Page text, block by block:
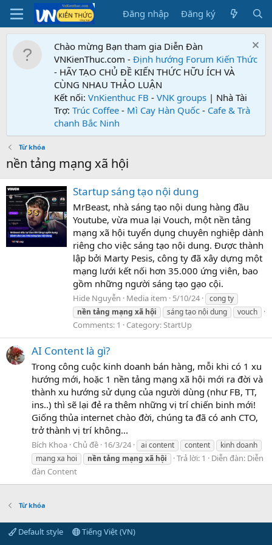
Đăng nhập Đăng ký
Chào mừng Bạn tham gia Diễn Đàn
VNKienThuc.com - Định hướng Forum Kiến Thức
- HÃY TẠO CHỦ ĐỀ KIẾN THỨC HỮU ÍCH VÀ
CÙNG NHAU THẢO LUẬN
Kết nối: VnKienthuc FB - VNK groups | Nhà Tài
Trợ: Trúc Coffee - Mì Cay Hàn Quốc - Cafe & Trà
chanh Bắc Ninh
Từ khóa
nền tảng mạng xã hội
Startup sáng tạo nội dung
MrBeast, nhà sáng tạo nội dung hàng đầu
Youtube, vừa mua lại Vouch, một nền tảng
mạng xã hội tuyển dụng chuyên nghiệp dành
riêng cho việc sáng tạo nội dung. Được thành
lập bởi Marty Pesis, công ty đã xây dựng một
mạng lưới kết nối hơn 35.000 ứng viên, bao
gồm những người sáng tạo gạo cội.
Hide Nguyễn Media item 5/10/24
cong ty
nền tảng mạng xã hội sáng tạo nội dung vouch
Comments: 1 Category: StartUp
AI Content là gì?
Trong công cuộc kinh doanh bán hàng, mỗi khi có 1 xu
hướng mới, hoặc 1 nền tảng mạng xã hội mới ra đời và
thành xu hướng sử dụng của người dùng (như FB, TT,
ins..) thì sẽ lại đẻ ra thêm những vị trí chiến binh mới!
Giống thủa internet chào đời, chúng ta đã có anh CTO,
trở thành vị trí không...
Bích Khoa Chủ đề 16/3/24 ai content content
kinh doanh
mang xa hoi
nền tảng mạng xã hội Trả lời: 1 Diễn đàn: Diễn
đàn Content
Từ khóa
Default style
Tiếng Việt (VN)